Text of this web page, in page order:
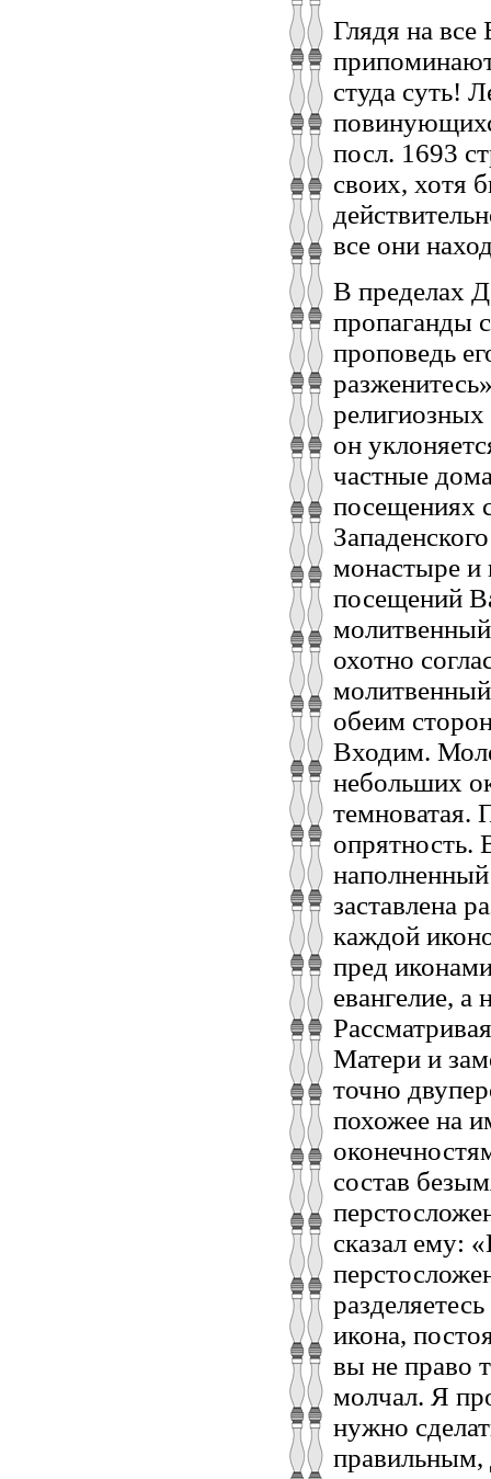
Глядя на все
студа суть!
посл. 1693
своих, хотя
все они
В пределах
пропаганды
проповедь
он
частные
посещениях
монастыре и
посещений
охотно
обеим
Входим.
небольших
темноватая.
опрятность.
наполненный
заставлена
каждой
пред
евангелие, а
Матери и
точно
похожее на
состав
сказал ему:
икона,
вы не право
молчал. Я
нужно
правильным,